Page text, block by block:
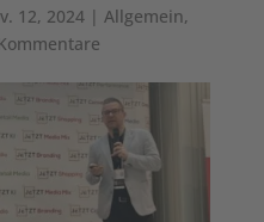
12, 2024| Allgemein,